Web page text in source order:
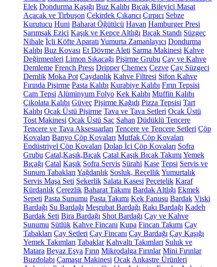
Elek Dondurma Kaşığı Buz Kalıbı Bıçak Bileyici Masat
Açacak ve Tirbuşon Çekirdek Çıkarıcı Çırpıcı Sebze
Kurutucu Huni Baharat Öğütücü Havan Hamburger Presi
Sarımsak Ezici Kaşık ve Kepçe Altlığı Bıçak Standı Süzgeç
Nihale İçli Köfte Aparatı Yumurta Zamanlayıcı Dondurma
Kalıbı Buz Kovası Et Dövme Aleti Sarma Makinesi Kahve
Değirmenleri Limon Sıkacağı Pişirme Grubu Çay ve Kahve
Demleme French Press Dripper Chemex Cezve Çay Süzgeci
Demlik Moka Pot Çaydanlık Kahve Filtresi Sifon Kahve
Fırında Pişirme Pasta Kalıbı Kurabiye Kalıbı Fırın Tepsisi
Cam Tepsi Alüminyum Folyo Kek Kalıbı Muffin Kalıbı
Çikolata Kalıbı Güveç Pişirme Kağıdı Pizza Tepsisi Tart
Kalıbı Ocak Üstü Pişirme Tava ve Tava Setleri Ocak Üstü
Tost Makinesi Ocak Üstü Sac Sahan Düdüklü Tencere
Tencere ve Tava Aksesuarları Tencere ve Tencere Setleri Çöp
Kovaları Banyo Çöp Kovaları Mutfak Çöp Kovaları
Endüstriyel Çöp Kovaları Dolap İçi Çöp Kovaları Sofra
Grubu Çatal,Kaşık,Bıçak Çatal Kaşık Bıçak Takımı Yemek
Bıçağı Çatal Kaşık Sofra Servis Sürahi Kase Tepsi Servis ve
Sunum Tabakları Yağdanlık Sosluk, ReçellikYumurtalık
Servis Maşa Seti Şekerlik Salata Kasesi Peçetelik Karaf
Kürdanlık Çerezlik Baharat Takımı Bardak Altlığı Ekmek
Sepeti Pasta Sunumu Pasta Takımı Kek Fanusu Bardak Viski
Bardağı Su Bardağı Meşrubat Bardağı Rakı Bardağı Kadeh
Bardak Seti Bira Bardağı Shot Bardağı Çay ve Kahve
Sunumu Sütlük Kahve Fincanı Kupa Fincan Takımı Çay
Tabakları Çay Setleri Çay Fincanı Çay Bardağı Çay Kaşığı
Yemek Takımları Tabaklar Kahvaltı Takımları Suluk ve
Matara Beyaz Eşya Fırın Mikrodalga Fırınlar Mini Fırınlar
Buzdolabı Çamaşır Makinesi Ocak Ankastre Ürünleri